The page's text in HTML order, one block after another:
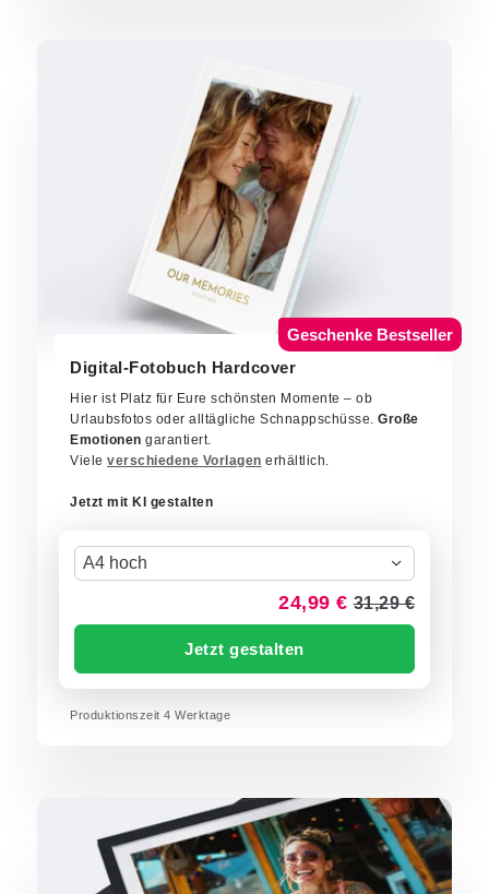
Geschenke Bestseller
Digital-Fotobuch Hardcover
Hier ist Platz für Eure schönsten Momente – ob
Urlaubsfotos oder alltägliche Schnappschüsse. Große
Emotionen garantiert.
Viele verschiedene Vorlagen erhältlich.
Jetzt mit KI gestalten
A4 hoch
24,99 € 31,29 €
Jetzt gestalten
Produktionszeit 4 Werktage